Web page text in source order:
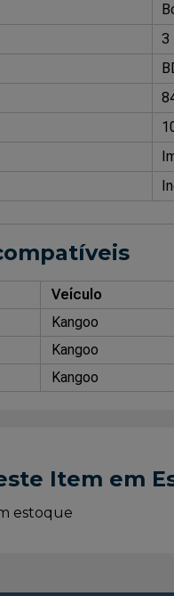
3
Veículo
Kangoo
Kangoo
Kangoo
Item em
estoque